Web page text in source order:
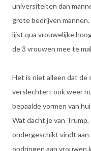
universiteiten dan
grote bedrijven
lijst qua vrouwelijke
de 3 vrouwen mee te
Het is niet alleen dat
verslechtert ook weer
bepaalde vormen van
Wat dacht je van
ondergeschikt vindt aan
opdringen aan vrouwen